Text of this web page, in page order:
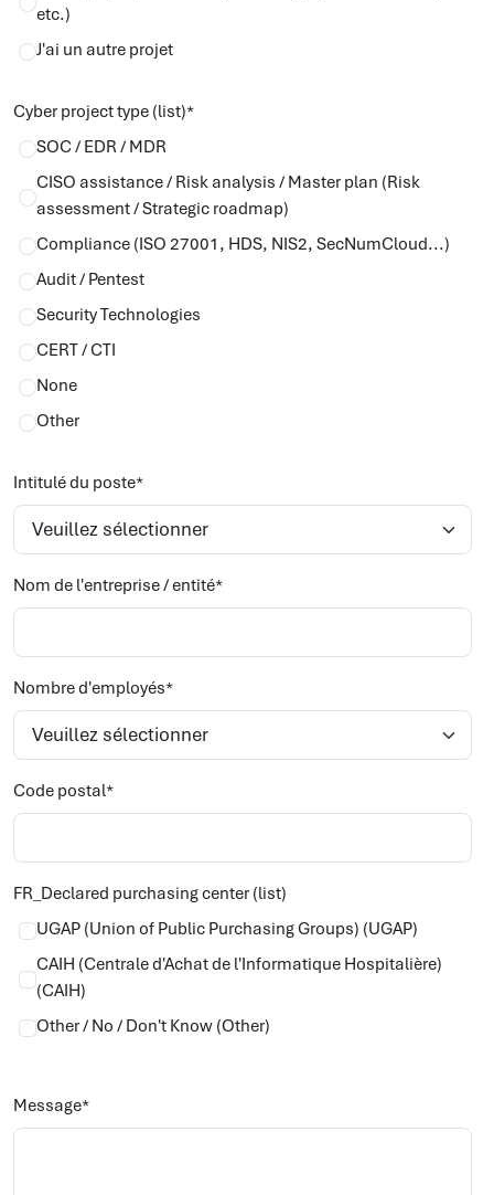
etc.)
J'ai un autre projet
Cyber project type (list)*
SOC / EDR / MDR
CISO assistance / Risk analysis / Master plan (Risk
assessment / Strategic roadmap)
Compliance (ISO 27001, HDS, NIS2, SecNumCloud...)
Audit / Pentest
Security Technologies
CERT / CTI
None
Other
Intitulé du poste*
Nom de l'entreprise / entité*
Nombre d'employés*
Code postal*
FR_Declared purchasing center (list)
UGAP (Union of Public Purchasing Groups) (UGAP)
CAIH (Centrale d'Achat de l'Informatique Hospitalière)
(CAIH)
Other / No / Don't Know (Other)
Message*